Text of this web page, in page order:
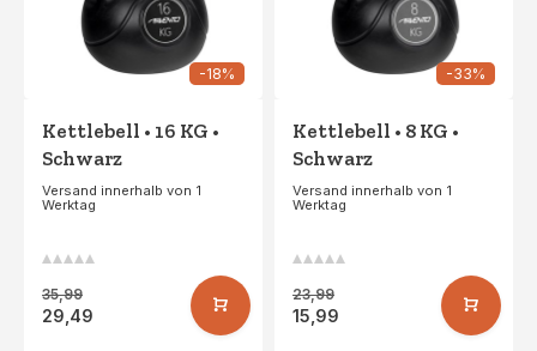
-18%
Kettlebell • 16 KG •
Schwarz
Versand innerhalb von 1
Werktag
35,99
29,49
-33%
Kettlebell • 8 KG •
Schwarz
Versand innerhalb von 1
Werktag
23,99
15,99